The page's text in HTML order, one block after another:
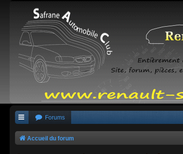
Forums
Accueil du forum